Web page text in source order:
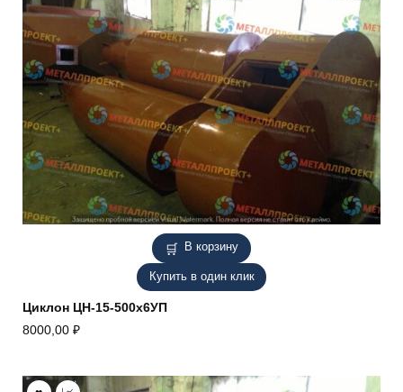
В корзину
Купить в один клик
Циклон ЦН-15-500х6УП
8000,00 ₽